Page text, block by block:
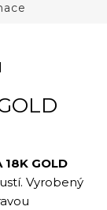
18K GOLD
Vyrobený